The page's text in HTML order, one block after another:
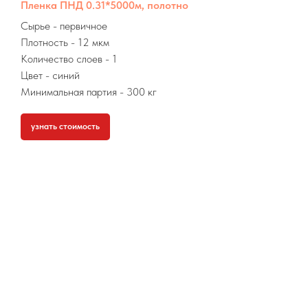
Пленка ПНД 0.31*5000м, полотно
Сырье - первичное
Плотность - 12 мкм
Количество слоев - 1
Цвет - синий
Минимальная партия - 300 кг
узнать стоимость